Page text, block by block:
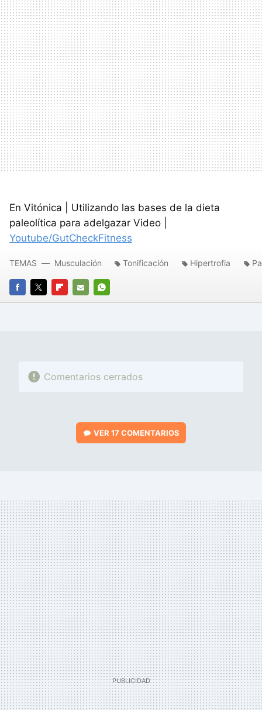
En Vitónica | Utilizando las bases de la dieta
paleolítica para adelgazar Video |
Youtube/GutCheckFitness
FACEBOOK
TWITTERFLIPBOARD
E-
WHATSAPP
TEMAS Musculación Tonificación Hipertrofia
Comentarios cerrados
VER17 COMENTARIOS